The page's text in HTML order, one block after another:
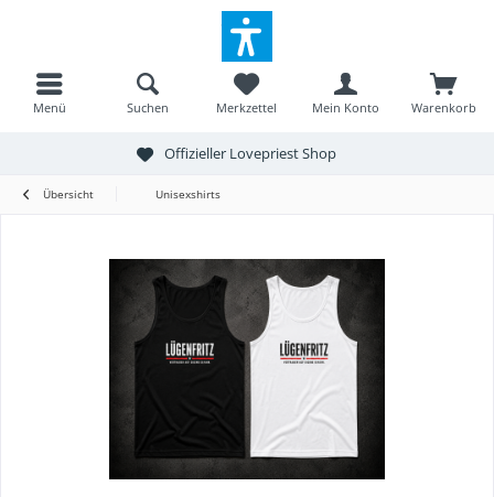
Menü Warenkorb
Merkzettel Mein Konto
Suchen
Offizieller Lovepriest Shop
Übersicht Unisexshirts